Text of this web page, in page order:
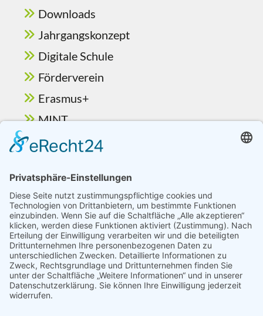
Downloads
Jahrgangskonzept
Digitale Schule
Förderverein
Erasmus+
MINT
Ganztag & Betreuung
Schulelternbeirat
Vorlesewettbewerb
© Hessenwald Schule
Kontakt